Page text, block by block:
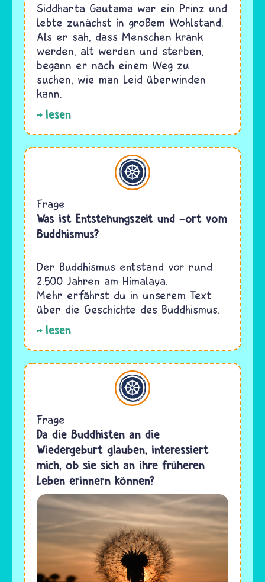
Siddharta Gautama war ein Prinz und
lebte zunächst in großem Wohlstand.
Als er sah, dass Menschen krank
werden, alt werden und sterben,
begann er nach einem Weg zu
suchen, wie man Leid überwinden
kann.
lesen
Buddhismus
Frage
Was ist Entstehungszeit und -ort vom
Buddhismus?
Der Buddhismus entstand vor rund
2.500 Jahren am Himalaya.
Mehr erfährst du in unserem Text
über die Geschichte des Buddhismus.
lesen
Buddhismus
Frage
Da die Buddhisten an die
Wiedergeburt glauben, interessiert
mich, ob sie sich an ihre früheren
Leben erinnern können?